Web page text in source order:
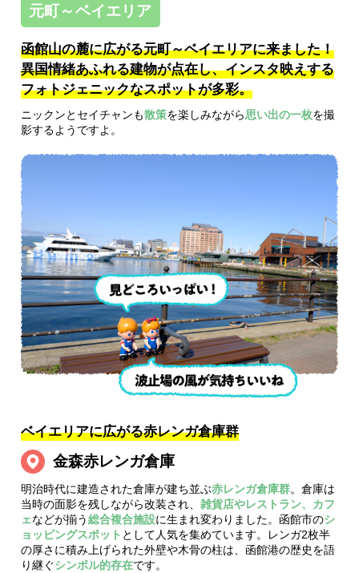
元町～ベイエリア
函館山の麓に広がる元町～ベイエリアに来ました！
異国情緒あふれる建物が点在し、インスタ映えする
フォトジェニックなスポットが多彩。
ニックンとセイチャンも散策を楽しみながら思い出の一枚を撮
影するようですよ。
ベイエリアに広がる赤レンガ倉庫群
金森赤レンガ倉庫
明治時代に建造された倉庫が建ち並ぶ赤レンガ倉庫群。倉庫は
当時の面影を残しながら改装され、雑貨店やレストラン、カフ
ェなどが揃う総合複合施設に生まれ変わりました。函館市のシ
ョッピングスポット として人気を集めています。レンガ2枚半
の厚さに積み上げられた外壁や木骨の柱は、函館港の歴史を語
り継ぐシンボル的存在です。